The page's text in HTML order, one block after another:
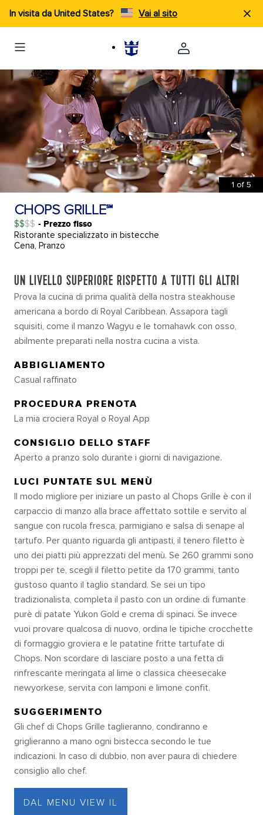
In visita da United States? Vai al sito
1 of 5
CHOPS GRILLE℠
$$ - Prezzo fisso
Ristorante specializzato in bistecche
Cena, Pranzo
UN LIVELLO SUPERIORE RISPETTO A TUTTI GLI ALTRI
Prova la cucina di prima qualità della nostra steakhouse
americana a bordo di Royal Caribbean. Assapora tagli
squisiti, come il manzo Wagyu e le tomahawk con osso,
abilmente preparati nella nostra cucina a vista.
ABBIGLIAMENTO
Casual raffinato
PROCEDURA PRENOTA
La mia crociera Royal o Royal App
CONSIGLIO DELLO STAFF
Aperto a pranzo solo durante i giorni di navigazione.
LUCI PUNTATE SUL MENÙ
Il modo migliore per iniziare un pasto al Chops Grille è con il
carpaccio di manzo alla brace affettato sottile e servito al
sangue con rucola fresca, parmigiano e salsa di senape al
tartufo. Per quanto riguarda gli antipasti, il tenero filetto è
uno dei piatti più apprezzati del menù. Se 260 grammi sono
troppi per te, scegli il filetto petite da 170 grammi, tanto
gustoso quanto il taglio standard. Se sei un tipo
tradizionalista, completa il pasto con un ordine di fumante
purè di patate Yukon Gold e crema di spinaci. Se invece
vuoi provare qualcosa di nuovo, ordina le tipiche crocchette
di formaggio groviera e le patatine fritte tartufate di
Chops. Non scordare di lasciare posto a una fetta di
rinfrescante meringata al lime o classica cheesecake
newyorkese, servita con lamponi e limone confit.
SUGGERIMENTO
Gli chef di Chops Grille taglieranno, condiranno e
griglieranno a mano ogni bistecca secondo le tue
indicazioni. In caso di dubbio, non aver paura di chiedere
consiglio allo chef.
DAL MENU VIEW IL